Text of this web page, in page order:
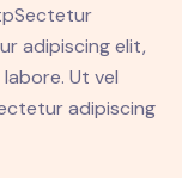
adipiscing elit,
Ut vel
adipiscing